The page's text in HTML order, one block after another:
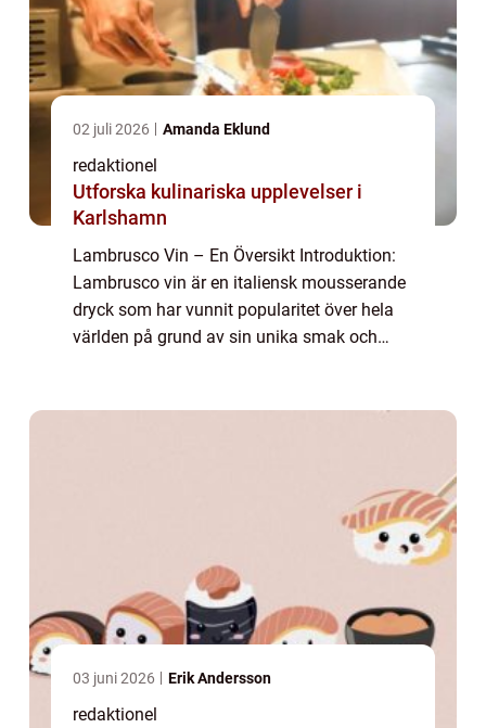
02 juli 2026 Amanda Eklund
redaktionel
Utforska kulinariska upplevelser i
Karlshamn
Lambrusco Vin – En Översikt Introduktion:
Lambrusco vin är en italiensk mousserande
dryck som har vunnit popularitet över hela
världen på grund av sin unika smak och
03 juni 2026 Erik Andersson
redaktionel